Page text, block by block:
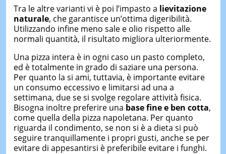
Tra le altre varianti vi è poi l’impasto a lievitazione
naturale, che garantisce un’ottima digeribilità.
Utilizzando infine meno sale e olio rispetto alle
normali quantità, il risultato migliora ulteriormente.
Una pizza intera è in ogni caso un pasto completo,
ed è totalmente in grado di saziare una persona.
Per quanto la si ami, tuttavia, è importante evitare
un consumo eccessivo e limitarsi ad una a
settimana, due se si svolge regolare attività fisica.
Bisogna inoltre preferire una base fine e ben cotta,
come quella della pizza napoletana. Per quanto
riguarda il condimento, se non si è a dieta si può
seguire tranquillamente i propri gusti, anche se per
evitare di appesantirsi è preferibile evitare i funghi.